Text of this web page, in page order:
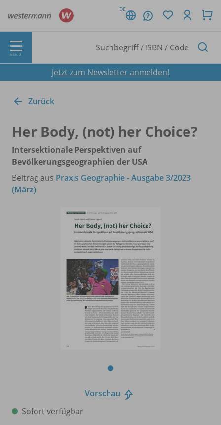
DE
MENÜ
Jetzt zum Newsletter anmelden!
Zurück
Her Body, (not) her Choice?
Intersektionale Perspektiven auf
Bevölkerungsgeographien der USA
Beitrag aus Praxis Geographie - Ausgabe 3/2023
(März)
Vorschau
Sofort verfügbar